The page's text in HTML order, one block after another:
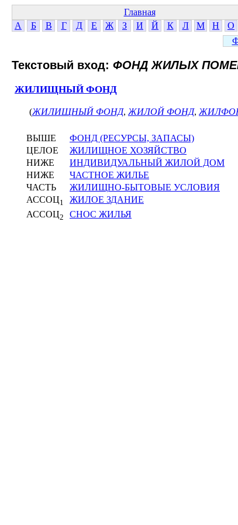
Главная
А
Б В Г Д Е Ж З И Й К Л М Н О
Текстовый вход: ФОНД ЖИЛЫХ
ЖИЛИЩНЫЙ ФОНД
(ЖИЛИЩНЫЙ ФОНД, ЖИЛОЙ ФОНД,
ВЫШЕ
ФОНД (РЕСУРСЫ, ЗАПАСЫ)
ЦЕЛОЕ
ЖИЛИЩНОЕ ХОЗЯЙСТВО
НИЖЕ
ИНДИВИДУАЛЬНЫЙ ЖИЛОЙ ДОМ
НИЖЕ
ЧАСТНОЕ ЖИЛЬЕ
ЧАСТЬ
ЖИЛИЩНО-БЫТОВЫЕ УСЛОВИЯ
АССОЦ1
ЖИЛОЕ ЗДАНИЕ
АССОЦ2 СНОС ЖИЛЬЯ